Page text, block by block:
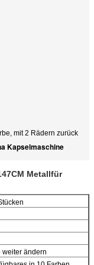
mit 2 Rädern zurück
Kapselmaschine
Metallfür
weiter ändern